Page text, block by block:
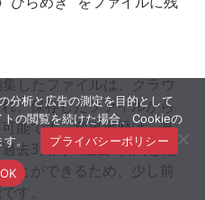
したファイルは、クラウ
、保存したファイルから
能です。変更履歴は、直
去3日間・過去7日間と期
とができるため、少し前
す。
分析と広告の測定を目的として
の閲覧を続けた場合、Cookieの
。
プライバシーポリシー
OK